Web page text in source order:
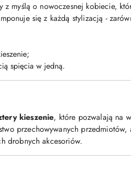
z myślą o nowoczesnej kobiecie,
się z każdą stylizacją -
spięcia w jedną.
kieszenie, które pozwalają na
przechowywanych
drobnych akcesoriów.